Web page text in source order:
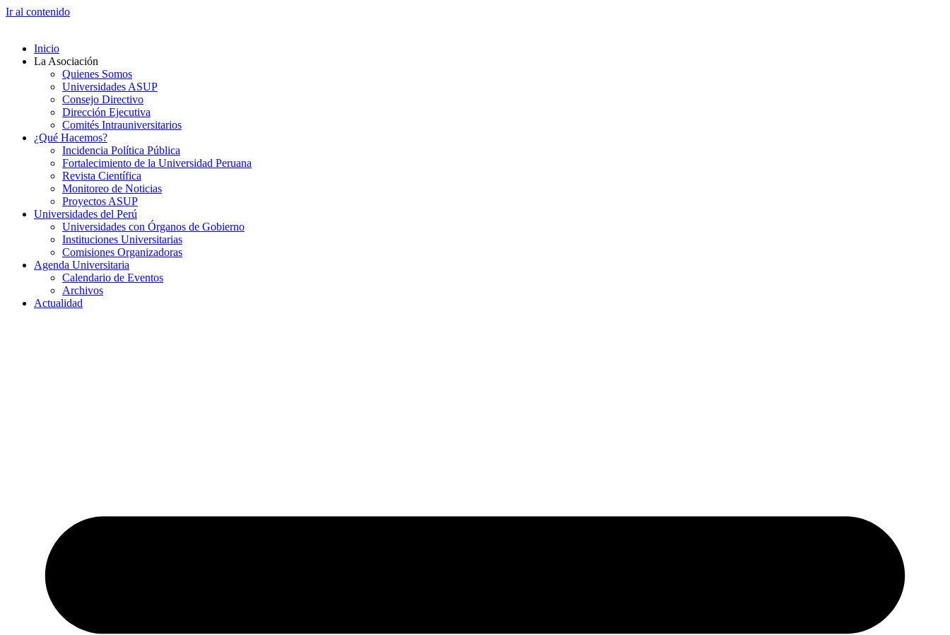
Ir al contenido
Inicio
La Asociación
Quienes Somos
Universidades ASUP
Consejo Directivo
Dirección Ejecutiva
Comités Intrauniversitarios
¿Qué Hacemos?
Incidencia Política Pública
Fortalecimiento de la Universidad Peruana
Revista Científica
Monitoreo de Noticias
Proyectos ASUP
Universidades del Perú
Universidades con Órganos de Gobierno
Instituciones Universitarias
Comisiones Organizadoras
Agenda Universitaria
Calendario de Eventos
Archivos
Actualidad